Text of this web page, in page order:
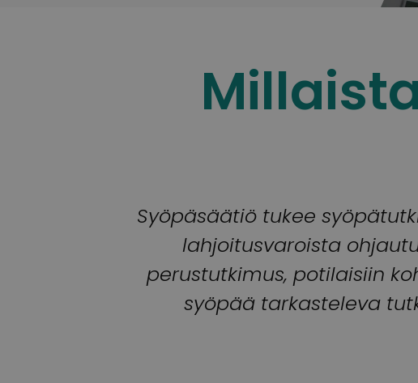
Syöpäsäätiö tukee
lahjoitusvaroista
perustutkimus, potilaisiin
syöpää tarkasteleva